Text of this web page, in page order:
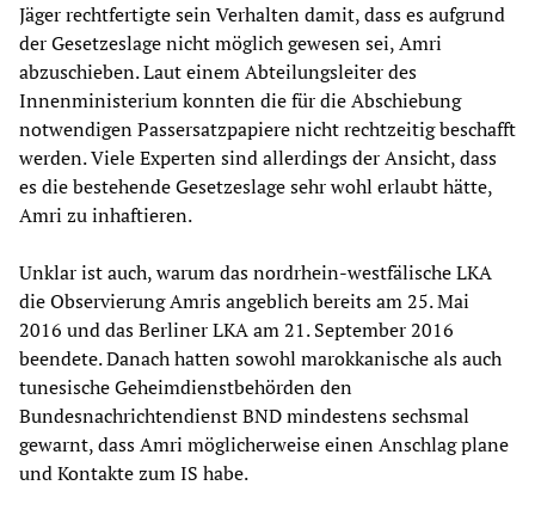
Jäger rechtfertigte sein Verhalten damit, dass es aufgrund
der Gesetzeslage nicht möglich gewesen sei, Amri
abzuschieben. Laut einem Abteilungsleiter des
Innenministerium konnten die für die Abschiebung
notwendigen Passersatzpapiere nicht rechtzeitig beschafft
werden. Viele Experten sind allerdings der Ansicht, dass
es die bestehende Gesetzeslage sehr wohl erlaubt hätte,
Amri zu inhaftieren.
Unklar ist auch, warum das nordrhein-westfälische LKA
die Observierung Amris angeblich bereits am 25. Mai
2016 und das Berliner LKA am 21. September 2016
beendete. Danach hatten sowohl marokkanische als auch
tunesische Geheimdienstbehörden den
Bundesnachrichtendienst BND mindestens sechsmal
gewarnt, dass Amri möglicherweise einen Anschlag plane
und Kontakte zum IS habe.